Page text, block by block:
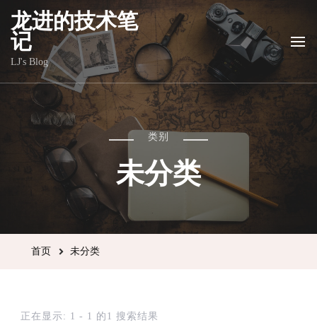
龙进的技术笔
记
LJ's Blog
类别
未分类
首页 未分类
正在显示: 1 - 1 的1 搜索结果